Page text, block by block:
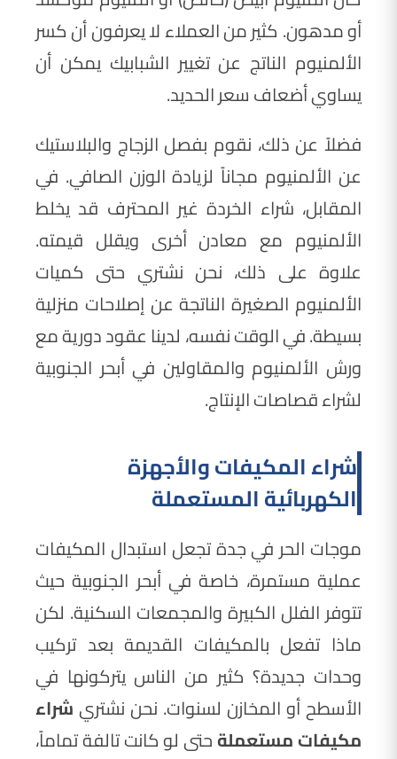
أو مدهون. كثير من العملاء لا يعرفون أن كسر
الألمنيوم الناتج عن تغيير الشبابيك يمكن أن
يساوي أضعاف سعر الحديد.
فضلاً عن ذلك، نقوم بفصل الزجاج والبلاستيك
عن الألمنيوم مجاناً لزيادة الوزن الصافي. في
المقابل، شراء الخردة غير المحترف قد يخلط
الألمنيوم مع معادن أخرى ويقلل قيمته.
علاوة على ذلك، نحن نشتري حتى كميات
الألمنيوم الصغيرة الناتجة عن إصلاحات منزلية
بسيطة. في الوقت نفسه، لدينا عقود دورية مع
ورش الألمنيوم والمقاولين في أبحر الجنوبية
لشراء قصاصات الإنتاج.
شراء المكيفات والأجهزة
الكهربائية المستعملة
موجات الحر في جدة تجعل استبدال المكيفات
عملية مستمرة، خاصة في أبحر الجنوبية حيث
تتوفر الفلل الكبيرة والمجمعات السكنية. لكن
ماذا تفعل بالمكيفات القديمة بعد تركيب
وحدات جديدة؟ كثير من الناس يتركونها في
الأسطح أو المخازن لسنوات. نحن نشتريشراء
مكيفات مستعملةحتى لو كانت تالفة تماماً،